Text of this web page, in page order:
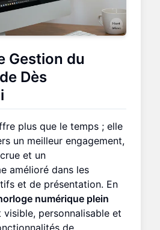
Gestion du
Dès
plus que le temps ; elle
un meilleur engagement,
et un
amélioré dans les
et de présentation. En
numérique plein
visible, personnalisable et
de